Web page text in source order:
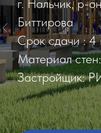
г. Нальчик, р-
Биттирова
Срок сдачи : 4
Материал
Застройщик: